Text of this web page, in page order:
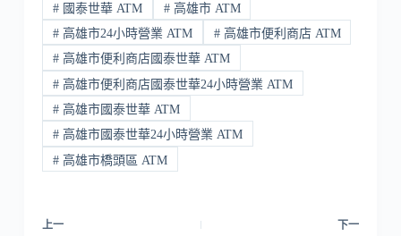
#國泰世華 ATM #高雄市 ATM
#高雄市24小時營業 ATM #高雄市便利商店 ATM
#高雄市便利商店國泰世華 ATM
#高雄市便利商店國泰世華24小時營業 ATM
#高雄市國泰世華 ATM
#高雄市國泰世華24小時營業 ATM
#高雄市橋頭區 ATM
上一 下一